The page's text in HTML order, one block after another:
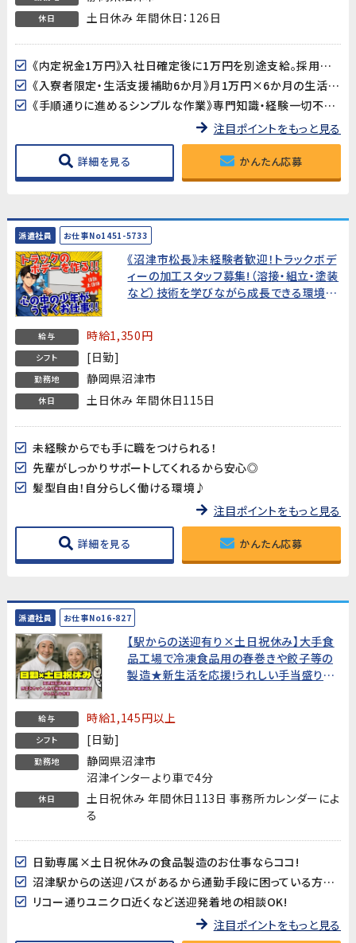
休日 土日休み 年間休日：126日
《内定祝金1万円》入社日確定後に1万円を別途支給。採用決定のお祝いです♪
《入寮者限定・生活支援補助6か月》月1万円×6か月の生活支援補助あり。地方からの移住も安心です※入寮者限定
《手順通りに進めるシンプルな作業》専門知識・経験一切不要。決まった手順に沿って作業を進めるため、未経験の方でも約2か月でひとり立ちできます。
注目ポイントをもっと見る
詳細を見る かんたん応募
派遣社員 お仕事No1451-5733
《沼津市松長》未経験者歓迎！トラックボデ
ィーの加工スタッフ募集!（溶接・組立・塗装
など）技術を学びながら成長できる環境で
給与 時給1,350円
シフト [日勤]
勤務地 静岡県沼津市
休日 土日休み 年間休日115日
未経験からでも手に職をつけられる！
先輩がしっかりサポートしてくれるから安心◎
髪型自由！自分らしく働ける環境♪
注目ポイントをもっと見る
詳細を見る かんたん応募
派遣社員 お仕事No16-827
【駅からの送迎有り×土日祝休み】大手食
品工場で冷凍食品用の春巻きや餃子等の
製造★新生活を応援!うれしい手当盛りだ
給与 時給1,145円以上
シフト [日勤]
勤務地
静岡県沼津市
沼津インターより車で4分
休日
土日祝休み 年間休日113日 事務所カレンダーによ
る
日勤専属×土日祝休みの食品製造のお仕事ならココ!
沼津駅からの送迎バスがあるから通勤手段に困っている方も安心♪
リコー通りユニクロ近くなど送迎発着地の相談OK!
注目ポイントをもっと見る